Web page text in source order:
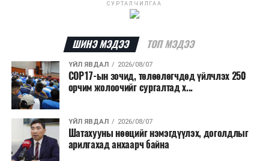
шатаасан гэх үндэслэлээр эрүүгийн хэрэг үүсгэн
шалтгааныг үргэлжлүүлэн тогтоож байгаа бөгөөд
аянгын улмаас үүсээгүй гэж үзэж байгаа аж.
Одоогоор АНУ даяар 13 мужид 90 гаруй томоохон ой,
хээрийн түймэр идэвхтэй үргэлжилж байгаагийн
талаас илүү нь Орегон болон Вашингтон мужид
бүртгэгдсэн байна. Цаг уурын байгууллагууд ойрын
өдрүүдэд агаарын температур дахин огцом
нэмэгдэж, хуурайшилт эрчимжих төлөвтэй байгааг
СУРТАЛЧИЛГАА
ШИНЭ МЭДЭЭ ТОП МЭДЭЭ
ҮЙЛ ЯВДАЛ 2026/08/07
COP17-ын зочид, төлөөлөгчдөд үйлчлэх 250
орчим жолоочийг сургалтад х...
ҮЙЛ ЯВДАЛ 2026/08/07
Шатахууны нөөцийг нэмэгдүүлэх, доголдлыг
арилгахад анхаарч байна